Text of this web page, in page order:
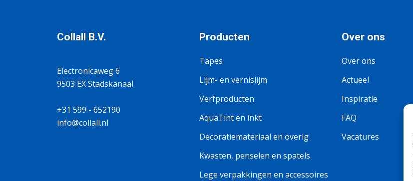
Collall B.V.
Electronicaweg 6
9503 EX Stadskanaal
+31 599 - 652190
info@collall.nl
Producten
Tapes
Lijm- en vernislijm
Verfproducten
AquaTint en inkt
Decoratiemateriaal en overig
Kwasten, penselen en spatels
Lege verpakkingen en accessoires
Over ons
Over ons
Actueel
Inspiratie
FAQ
Vacatures